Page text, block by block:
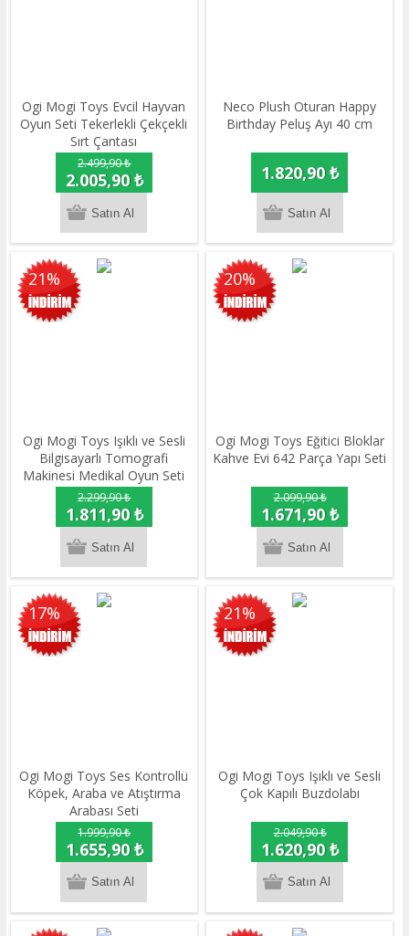
Ogi Mogi Toys Evcil Hayvan
Oyun Seti Tekerlekli Çekçekli
Sırt Çantası
2.499,90 ₺
2.005,90 ₺
Neco Plush Oturan Happy
Birthday Peluş Ayı 40 cm
1.820,90 ₺
21%
Ogi Mogi Toys Işıklı ve Sesli
Bilgisayarlı Tomografi
Makinesi Medikal Oyun Seti
2.299,90 ₺
1.811,90 ₺
20%
Ogi Mogi Toys Eğitici Bloklar
Kahve Evi 642 Parça Yapı Seti
2.099,90 ₺
1.671,90 ₺
17%
Ogi Mogi Toys Ses Kontrollü
Köpek, Araba ve Atıştırma
Arabası Seti
1.999,90 ₺
1.655,90 ₺
21%
Ogi Mogi Toys Işıklı ve Sesli
Çok Kapılı Buzdolabı
2.049,90 ₺
1.620,90 ₺